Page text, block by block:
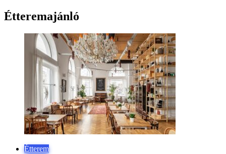
Étteremajánló
Étterem